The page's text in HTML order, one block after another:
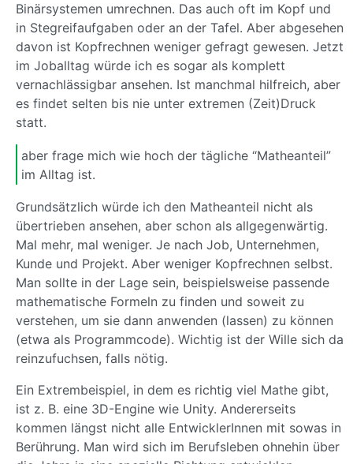
Binärsystemen umrechnen. Das auch oft im Kopf und
in Stegreifaufgaben oder an der Tafel. Aber abgesehen
davon ist Kopfrechnen weniger gefragt gewesen. Jetzt
im Joballtag würde ich es sogar als komplett
vernachlässigbar ansehen. Ist manchmal hilfreich, aber
es findet selten bis nie unter extremen (Zeit)Druck
statt.
aber frage mich wie hoch der tägliche “Matheanteil”
im Alltag ist.
Grundsätzlich würde ich den Matheanteil nicht als
übertrieben ansehen, aber schon als allgegenwärtig.
Mal mehr, mal weniger. Je nach Job, Unternehmen,
Kunde und Projekt. Aber weniger Kopfrechnen selbst.
Man sollte in der Lage sein, beispielsweise passende
mathematische Formeln zu finden und soweit zu
verstehen, um sie dann anwenden (lassen) zu können
(etwa als Programmcode). Wichtig ist der Wille sich da
reinzufuchsen, falls nötig.
Ein Extrembeispiel, in dem es richtig viel Mathe gibt,
ist z. B. eine 3D-Engine wie Unity. Andererseits
kommen längst nicht alle EntwicklerInnen mit sowas in
Berührung. Man wird sich im Berufsleben ohnehin über